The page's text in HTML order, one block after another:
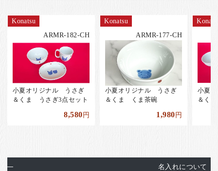
Konatsu
ARMR-182-CH
小夏オリジナル うさぎ
＆くま うさぎ3点セット
8,580円
Konatsu
ARMR-177-CH
小夏オリジナル うさぎ
＆くま くま茶碗
1,980円
小夏
＆く
名入れについて